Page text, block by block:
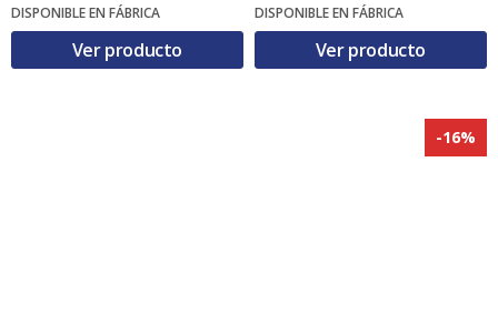
DISPONIBLE EN FÁBRICA
Ver producto
DISPONIBLE EN FÁBRICA
Ver producto
-16%